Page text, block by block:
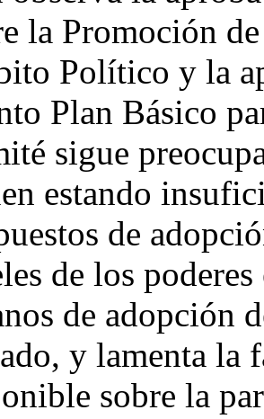
la Promoción
Político y la
Plan Básico
sigue
estando
de
de los
de adopción
y lamenta la
sobre la